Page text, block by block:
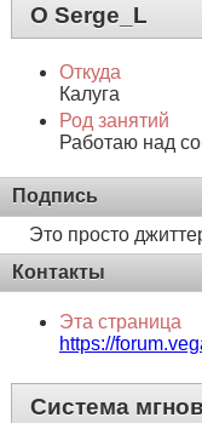
О Serge_L
Откуда
Калуга
Род занятий
Работаю над
Подпись
Это просто
Контакты
Эта страница
https://
Система